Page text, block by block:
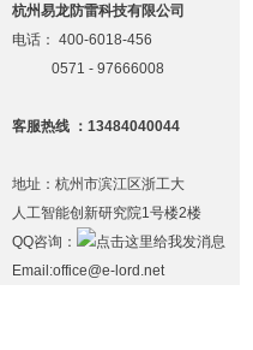
杭州易龙防雷科技有限公司
电话： 400-6018-456
0571 - 97666008
客服热线 ：13484040044
地址：杭州市滨江区浙工大
人工智能创新研究院1号楼2楼
QQ咨询：
Email:office@e-lord.net